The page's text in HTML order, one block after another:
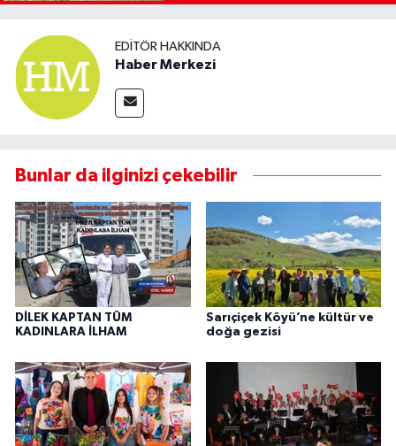
EDITÖR HAKKINDA
Haber Merkezi
Bunlar da ilginizi çekebilir
DİLEK KAPTAN TÜM
KADINLARA İLHAM
Sarıçiçek Köyü’ne kültür ve
doğa gezisi